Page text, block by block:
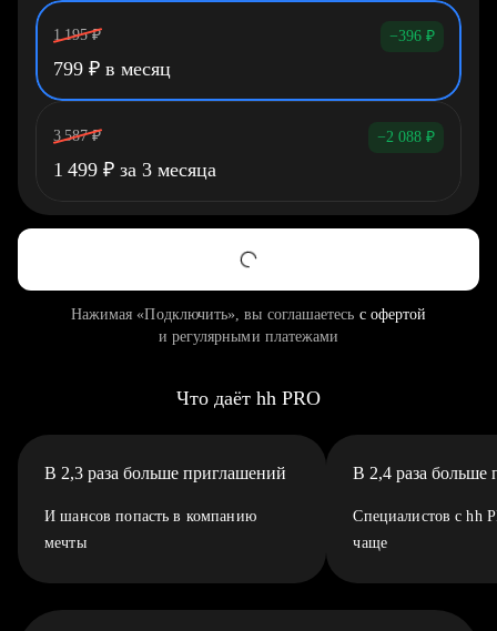
1 195 ₽ −396 ₽
799 ₽ в месяц
3 587 ₽ −2 088 ₽
1 499 ₽ за 3 месяца
Нажимая «Подключить», вы соглашаетесь с офертой
и регулярными платежами
Что даёт hh PRO
В 2,3 раза больше приглашений
И шансов попасть в компанию
мечты
В 2,4 раза больше
Специалистов с hh
чаще